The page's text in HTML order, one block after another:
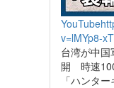
YouTube
v=lMYp8-
台湾が中
開 時速100
「ハンタ